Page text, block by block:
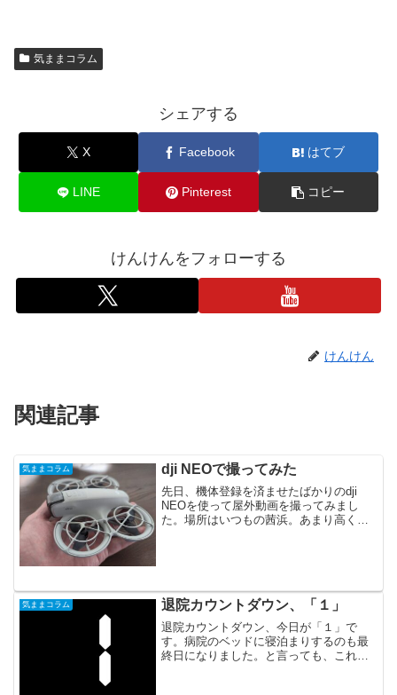
気ままコラム
シェアする
X Facebook はてブ
LINE Pinterest コピー
けんけんをフォローする
けんけん
関連記事
気ままコラム dji NEOで撮ってみた
先日、機体登録を済ませたばかりのdji
NEOを使って屋外動画を撮ってみまし
た。場所はいつもの茜浜。あまり高く上
気ままコラム 退院カウントダウン、「１」
退院カウントダウン、今日が「１」で
す。病院のベッドに寝泊まりするのも最
終日になりました。と言っても、これを